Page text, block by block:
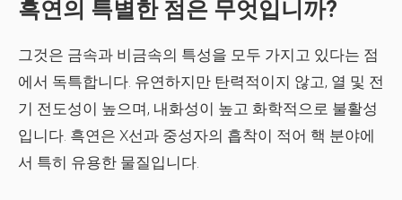
흑연의 특별한 점은 무엇입니까?
그것은 금속과 비금속의 특성을 모두 가지고 있다는 점
에서 독특합니다. 유연하지만 탄력적이지 않고, 열 및 전
기 전도성이 높으며, 내화성이 높고 화학적으로 불활성
입니다. 흑연은 X선과 중성자의 흡착이 적어 핵 분야에
서 특히 유용한 물질입니다.